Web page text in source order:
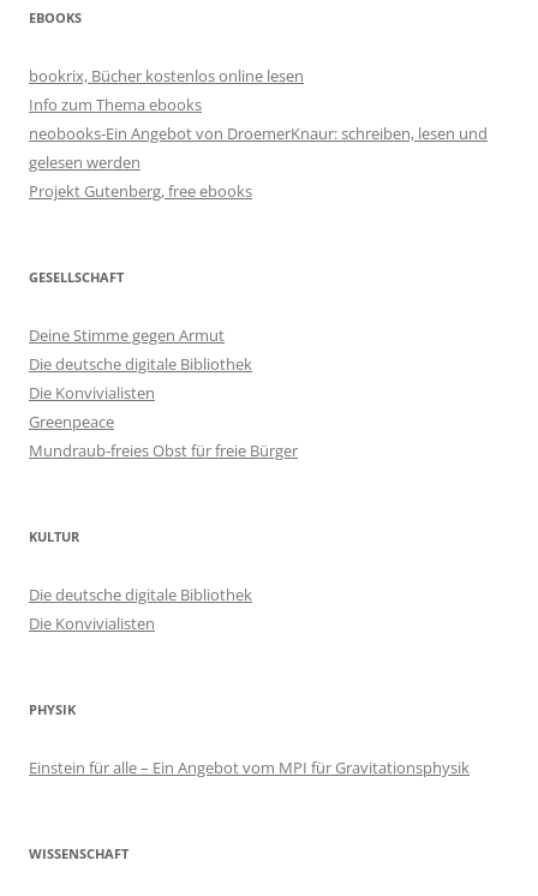
EBOOKS
bookrix, Bücher kostenlos online lesen
Info zum Thema ebooks
neobooks-Ein Angebot von DroemerKnaur: schreiben, lesen und
gelesen werden
Projekt Gutenberg, free ebooks
GESELLSCHAFT
Deine Stimme gegen Armut
Die deutsche digitale Bibliothek
Die Konvivialisten
Greenpeace
Mundraub-freies Obst für freie Bürger
KULTUR
Die deutsche digitale Bibliothek
Die Konvivialisten
PHYSIK
Einstein für alle – Ein Angebot vom MPI für Gravitationsphysik
WISSENSCHAFT